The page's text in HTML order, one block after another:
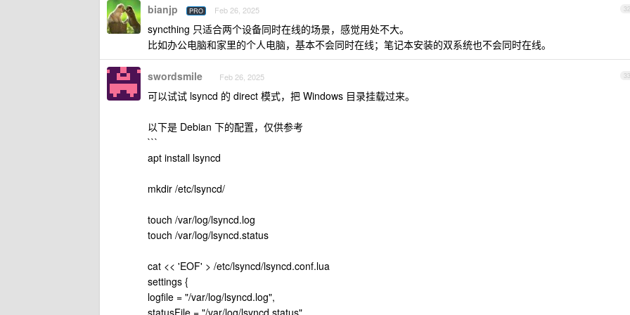
32
bianjp PRO Feb 26, 2025
syncthing 只适合两个设备同时在线的场景，感觉用处不大。
比如办公电脑和家里的个人电脑，基本不会同时在线；笔记本安装的双系统也不会同时在线。
33
swordsmile Feb 26, 2025
可以试试 lsyncd 的 direct 模式，把 Windows 目录挂载过来。
以下是 Debian 下的配置，仅供参考
```
apt install lsyncd
mkdir /etc/lsyncd/
touch /var/log/lsyncd.log
touch /var/log/lsyncd.status
cat << 'EOF' > /etc/lsyncd/lsyncd.conf.lua
settings {
logfile = "/var/log/lsyncd.log",
statusFile = "/var/log/lsyncd.status",